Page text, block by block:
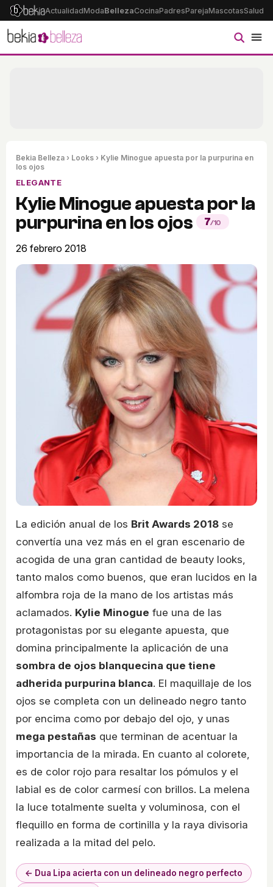
ActualidadModaBellezaCocinaPadresParejaMascotasSalud
Bekia Belleza › Looks › Kylie Minogue apuesta por la purpurina en
los ojos
ELEGANTE
Kylie Minogue apuesta por la
purpurina en los ojos
7/10
26 febrero 2018
La edición anual de los Brit Awards 2018 se
convertía una vez más en el gran escenario de
acogida de una gran cantidad de beauty looks,
tanto malos como buenos, que eran lucidos en la
alfombra roja de la mano de los artistas más
aclamados. Kylie Minogue fue una de las
protagonistas por su elegante apuesta, que
domina principalmente la aplicación de una
sombra de ojos blanquecina que tiene
adherida purpurina blanca. El maquillaje de los
ojos se completa con un delineado negro tanto
por encima como por debajo del ojo, y unas
mega pestañas que terminan de acentuar la
importancia de la mirada. En cuanto al colorete,
es de color rojo para resaltar los pómulos y el
labial es de color carmesí con brillos. La melena
la luce totalmente suelta y voluminosa, con el
flequillo en forma de cortinilla y la raya divisoria
realizada a la mitad del pelo.
← Dua Lipa acierta con un delineado negro perfecto